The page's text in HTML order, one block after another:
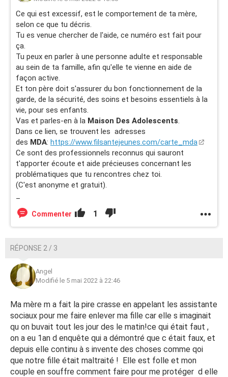
elle a simplement dit qu'on exagérait et qu'on devait s'y
faire et que c'était sa vie, qu'on ne devait pas s'en mêler.
2) Lui dire clairement que nous ne sommes pas d'accord
quand elle nous demande notre avis, ce même avis qu'elle
ne se respecte jamais parce qu'elle fait toujours comme
elle veut au final.
3) En parler avec notre père, mais elle se met sur la
defensive quand il essaie de la raisonner.
4) Elle ne nous fait quasiment plus à manger parce qu'"elle
n'a plus le temps" vu qu'elle est amoureuse, et quand nous
avons essayé de dire quelque chose elle s'énerve en
disant "vous ne voulez pas mon bonheur vous n'êtes pas
contents pour moi".
Ce ne sont qu'une partie de tout ce qu'il se passe, ce
n'est qu'un aperçu puisque cela serait trop long de tout
expliquer, je tiens également à préciser qu'elle ne souffre
pas du tout du divorce avec mon père, c'est même une
sorte de libération pour elle.
J'ai besoin d'aide et de conseils au plus vite parce que la
situation s'empire de jour en jour, je n'arrive pas à trouver
de solution et je ne sais plus quoi faire, merci d'avance
Ce qui est excessif, est le comportement de ta mère,
selon ce que tu décris.
Tu es venue chercher de l'aide, ce numéro est fait pour
ça.
Tu peux en parler à une personne adulte et responsable
au sein de ta famille, afin qu'elle te vienne en aide de
façon active.
Et ton père doit s'assurer du bon fonctionnement de la
garde, de la sécurité, des soins et besoins essentiels à la
vie, pour ses enfants.
Vas et parles-en à la Maison Des Adolescents.
Dans ce lien, se trouvent les adresses
des MDA: https://www.filsantejeunes.com/carte_mda
Ce sont des professionnels reconnus qui sauront
t'apporter écoute et aide précieuses concernant les
problématiques que tu rencontres chez toi.
(C'est anonyme et gratuit).
Commenter 1
RÉPONSE 2 / 3
Angel
Modifié le 5 mai 2022 à 22:46
Ma mère m a fait la pire crasse en appelant les assistante
sociaux pour me faire enlever ma fille car elle s imaginait
qu on buvait tout les jour des le matin!ce qui était faut ,
on a eu 1an d enquête qui a démontré que c était faux, et
depuis elle continu à s invente des choses comme qoi
que notre fille était maltraité ! Elle est folle et mon
couple en souffre comment faire pour me protéger d elle